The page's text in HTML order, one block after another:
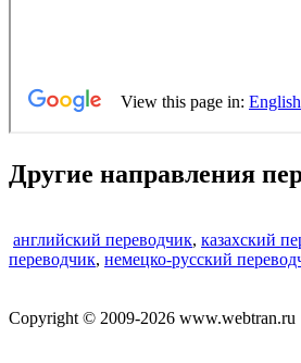
Другие направления
английский переводчик, казахский
переводчик, немецко-русский
Copyright © 2009-2026 www.webtran.ru